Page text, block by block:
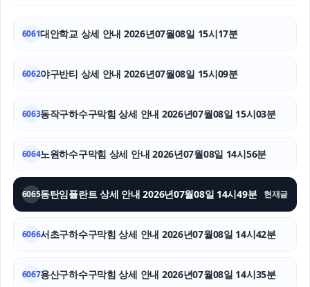
강아지파양
수원음주운전변호사
서초마약전문변호사
6061대안학교 상세 안내 2026년07월08일 15시17분
6062야구반티 상세 안내 2026년07월08일 15시09분
6063동작구하수구막힘 상세 안내 2026년07월08일 15시03분
6064노원하수구막힘 상세 안내 2026년07월08일 14시56분
6065동탄임플란트 상세 안내 2026년07월08일 14시49분 현재글
6066서초구하수구막힘 상세 안내 2026년07월08일 14시42분
6067용산구하수구막힘 상세 안내 2026년07월08일 14시35분